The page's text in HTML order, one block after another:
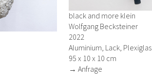
black and more klein
Wolfgang Becksteiner
2022
Aluminium, Lack, Plexiglas
95 x 10 x 10 cm
→ Anfrage